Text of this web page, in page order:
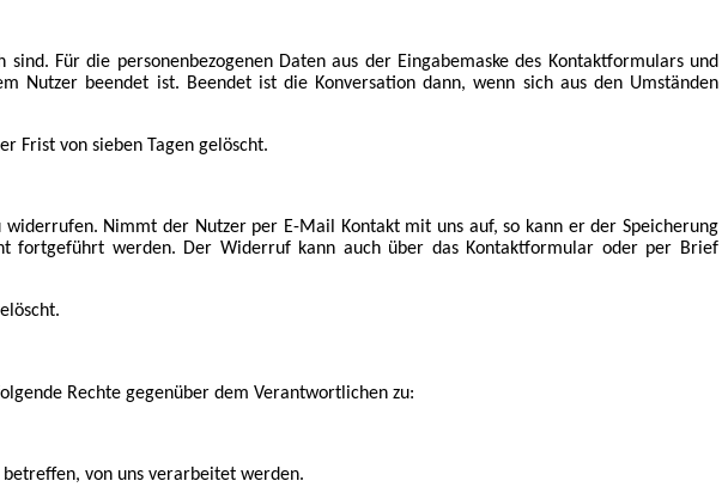
Für die personenbezogenen Daten aus der Eingabemaske des Kontaktformulars und
beendet ist. Beendet ist die Konversation dann, wenn sich aus den Umständen
Frist von sieben Tagen gelöscht.
Nimmt der Nutzer per E-Mail Kontakt mit uns auf, so kann er der Speicherung
fortgeführt werden. Der Widerruf kann auch über das Kontaktformular oder per Brief
Rechte gegenüber dem Verantwortlichen zu:
von uns verarbeitet werden.